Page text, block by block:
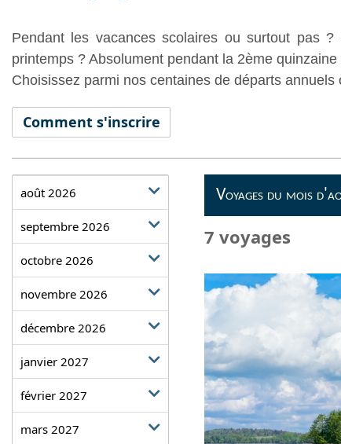
Pendant les vacances scolaires ou surtout pas
printemps ? Absolument pendant la 2ème
Choisissez parmi nos centaines de départs
Comment s'inscrire
août 2026
septembre 2026
octobre 2026
novembre 2026
décembre 2026
janvier 2027
février 2027
mars 2027
Voyages du mois
7 voyages